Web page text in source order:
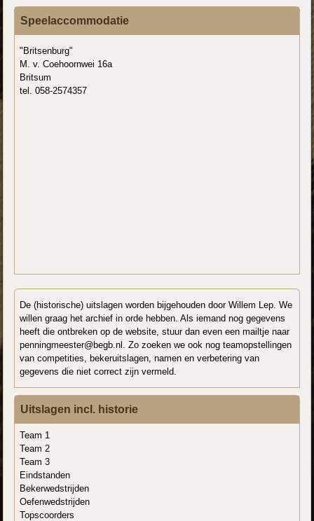
Speelaccommodatie
"Britsenburg"
M. v. Coehoornwei 16a
Britsum
tel. 058-2574357
De (historische) uitslagen worden bijgehouden door Willem Lep. We
willen graag het archief in orde hebben. Als iemand nog gegevens
heeft die ontbreken op de website, stuur dan even een mailtje naar
penningmeester@begb.nl. Zo zoeken we ook nog teamopstellingen
van competities, bekeruitslagen, namen en verbetering van
gegevens die niet correct zijn vermeld.
Uitslagen incl. historie
Team 1
Team 2
Team 3
Eindstanden
Bekerwedstrijden
Oefenwedstrijden
Topscoorders